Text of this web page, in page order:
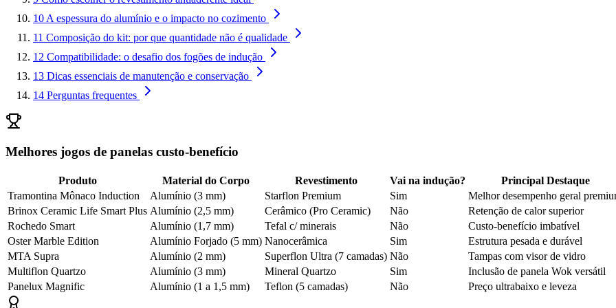
10 A espessura do alumínio e o impacto no cozimento
11 Composição do kit: por que quantidade não é qualidade
12 Compatibilidade: o desafio dos fogões de indução
13 Dicas essenciais de manutenção e conservação
14 Perguntas frequentes
Melhores jogos de panelas custo-benefício
Produto Material do Corpo Revestimento Vai na indução?
Principal Destaque
Tramontina Mônaco Induction
Alumínio (3 mm) Starflon Premium Sim
Melhor desempenho geral
Brinox Ceramic Life Smart Plus Alumínio (2,5 mm) Cerâmico (Pro Ceramic) Não
Retenção de calor superior
Rochedo Smart
Alumínio (1,7 mm) Tefal c/ minerais Não
Custo-benefício imbatível
Oster Marble Edition
Alumínio Forjado (5 mm) Nanocerâmica Sim
Estrutura pesada e durável
MTA Supra
Alumínio (2 mm) Superflon Ultra (7 camadas) Não
Tampas com visor de vidro
Multiflon Quartzo
Alumínio (3 mm) Mineral Quartzo Sim
Inclusão de panela Wok versátil
Panelux Magnific
Alumínio (1 a 1,5 mm) Teflon (5 camadas) Não Preço ultrabaixo e leveza